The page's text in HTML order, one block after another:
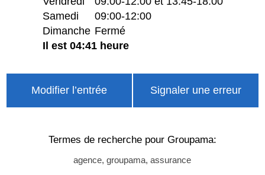
Samedi
09:00-12:00
Dimanche Fermé
Il est 04:41 heure
Modifier l’entrée Signaler une erreur
Termes de recherche pour Groupama:
agence, groupama, assurance